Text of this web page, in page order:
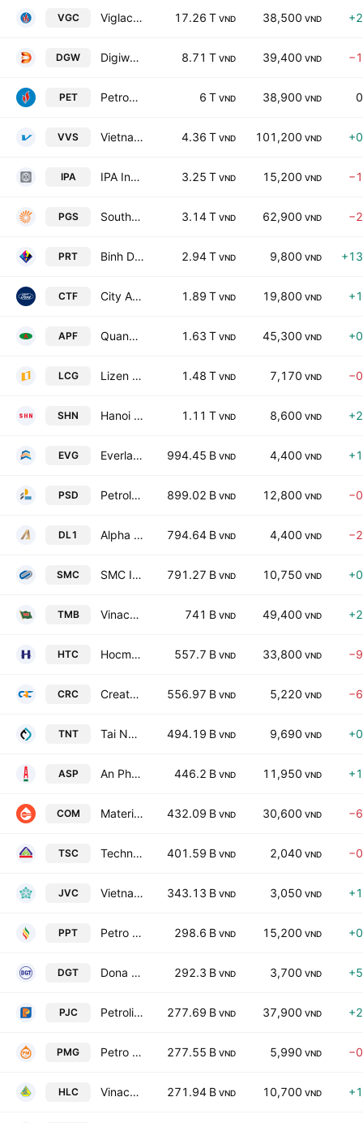
VGC Viglacera Corp. 17.26 T VND 38,500 VND
DGW Digiworld Corp. 8.71 T VND 39,400 VND
PET Petrovietnam General Services Corporation 6 T VND 38,900 VND
VVS Vietnam Machine Investment Development Joint Stock Company 4.36 T VND 101,200 VND
IPA IPA Investment Group Joint Stock Co 3.25 T VND 15,200 VND
PGS Southern Gas Trading JSC 3.14 T VND 62,900 VND
PRT Binh Duong Producing & Trading Goods Corp. 2.94 T VND 9,800 VND
CTF City Auto Corporation 1.89 T VND 19,800 VND
APF Quang Ngai Agricultural Products And Foodstuff Joint Stock Co 1.63 T VND 45,300 VND
LCG Lizen JSC 1.48 T VND 7,170 VND
SHN Hanoi Investment General Corp. 1.11 T VND 8,600 VND
EVG Everland Group JSC 994.45 B VND 4,400 VND
PSD Petroleum General Distribution Services JSC 899.02 B VND 12,800 VND
DL1 Alpha Seven Group Joint Stock Co 794.64 B VND 4,400 VND
SMC SMC Investment Trading JSC 791.27 B VND 10,750 VND
TMB Vinacomin-Northern Coal Trading JSC 741 B VND 49,400 VND
HTC Hocmon Trade Joint Stock Company 557.7 B VND 33,800 VND
CRC Create Capital Vietnam Joint Stock Company Ltd 556.97 B VND 5,220 VND
TNT Tai Nguyen Corp. 494.19 B VND 9,690 VND
ASP An Pha Petroleum Group JSC 446.2 B VND 11,950 VND
COM Materials-Petroleum JSC 432.09 B VND 30,600 VND
TSC Techno-Agricultural Supplying JSC 401.59 B VND 2,040 VND
JVC Vietnam Medical and Pharmaceutical Investment Joint Stock Company 343.13 B VND 3,050 VND
PPT Petro Times JSC 298.6 B VND 15,200 VND
DGT Dona Transportation Construction JSC 292.3 B VND 3,700 VND
PJC Petrolimex Hanoi Transportation & Trading JSC 277.69 B VND 37,900 VND
PMG Petro Center Corp. 277.55 B VND 5,990 VND
HLC Vinacomin - HaLam Coal JSC 271.94 B VND 10,700 VND